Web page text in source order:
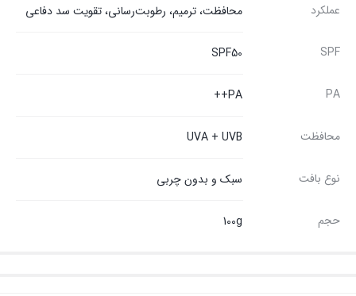
عملکرد محافظت، ترمیم، رطوبت‌رسانی، تقویت سد دفاعی
SPF
SPF50
PA
PA++
محافظت UVA + UVB
نوع بافت سبک و بدون چربی
حجم 100g